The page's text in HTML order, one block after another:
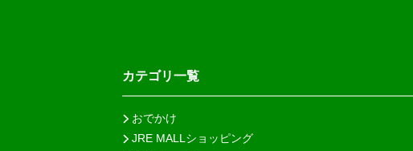
カテゴリ一覧
おでかけ
JRE MALLショッピング